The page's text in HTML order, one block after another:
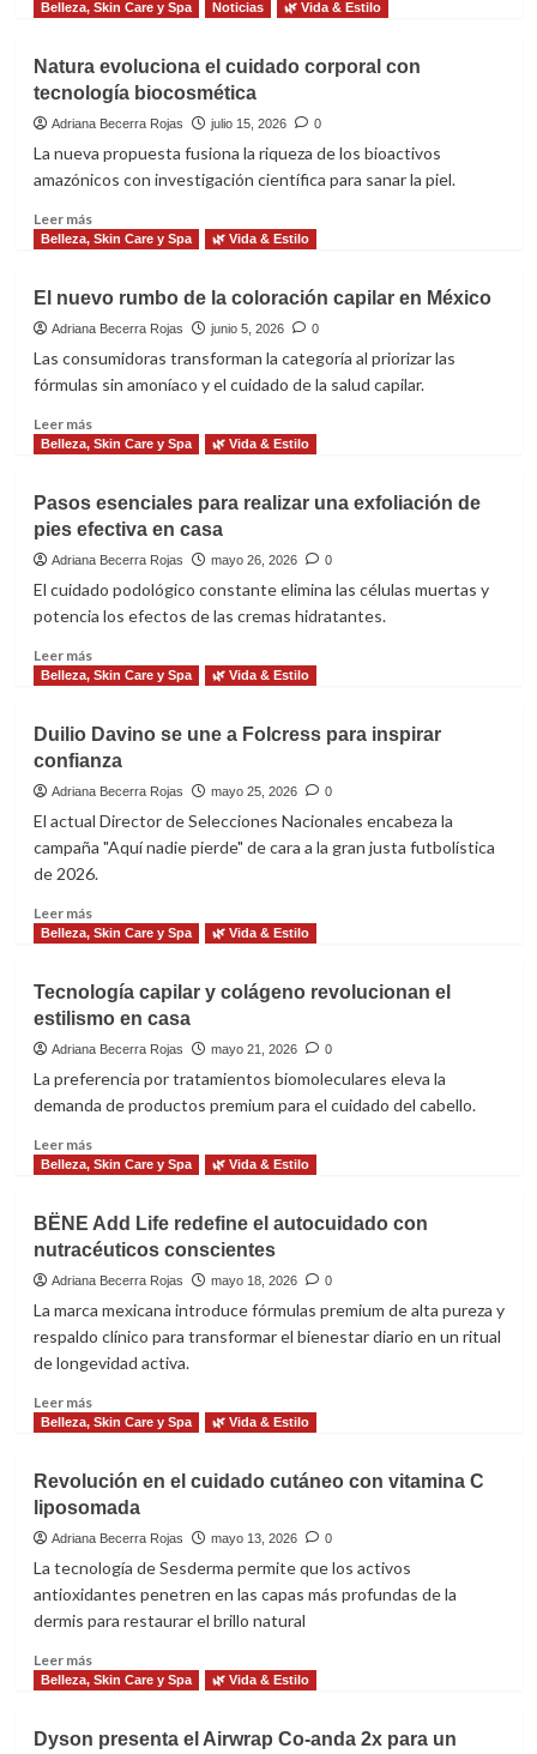
de
las
fragancias
México
y
más
revoluciona
el
cuidado
para
los
de
Belleza, Skin Care y Spa Noticias 🌿 Vida & Estilo
Natura evoluciona el cuidado corporal con
tecnología biocosmética
Adriana Becerra Rojas julio 15, 2026 0
La nueva propuesta fusiona la riqueza de los bioactivos
amazónicos con investigación científica para sanar la piel.
Leer másLeer
más
evoluciona
el
cuidado
tecnología
biocosmética
Belleza, Skin Care y Spa 🌿 Vida & Estilo
El nuevo rumbo de la coloración capilar en México
Adriana Becerra Rojas junio 5, 2026 0
Las consumidoras transforman la categoría al priorizar las
fórmulas sin amoníaco y el cuidado de la salud capilar.
Leer másLeer
más
nuevo
rumbo
de
coloración
capilar
México
Belleza, Skin Care y Spa 🌿 Vida & Estilo
Pasos esenciales para realizar una exfoliación de
pies efectiva en casa
Adriana Becerra Rojas mayo 26, 2026 0
El cuidado podológico constante elimina las células muertas y
potencia los efectos de las cremas hidratantes.
Leer másLeer
más
esenciales
para
realizar
de
pies
en
casa
Belleza, Skin Care y Spa 🌿 Vida & Estilo
Duilio Davino se une a Folcress para inspirar
confianza
Adriana Becerra Rojas mayo 25, 2026 0
El actual Director de Selecciones Nacionales encabeza la
campaña "Aquí nadie pierde" de cara a la gran justa futbolística
de 2026.
Leer másLeer
más
Davino
se
une
Folcress
para
confianza
Belleza, Skin Care y Spa 🌿 Vida & Estilo
Tecnología capilar y colágeno revolucionan el
estilismo en casa
Adriana Becerra Rojas mayo 21, 2026 0
La preferencia por tratamientos biomoleculares eleva la
demanda de productos premium para el cuidado del cabello.
Leer másLeer
más
capilar
y
colágeno
estilismo
en
Belleza, Skin Care y Spa 🌿 Vida & Estilo
BËNE Add Life redefine el autocuidado con
nutracéuticos conscientes
Adriana Becerra Rojas mayo 18, 2026 0
La marca mexicana introduce fórmulas premium de alta pureza y
respaldo clínico para transformar el bienestar diario en un ritual
de longevidad activa.
Leer másLeer
más
Add
Life
redefine
autocuidado
con
nutracéuticos
Belleza, Skin Care y Spa 🌿 Vida & Estilo
Revolución en el cuidado cutáneo con vitamina C
liposomada
Adriana Becerra Rojas mayo 13, 2026 0
La tecnología de Sesderma permite que los activos
antioxidantes penetren en las capas más profundas de la
dermis para restaurar el brillo natural
Leer másLeer
más
en
Belleza, Skin Care y Spa 🌿 Vida & Estilo
Dyson presenta el Airwrap Co-anda 2x para un